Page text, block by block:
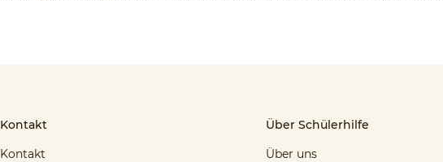
Kontakt
Kontakt
Über Schülerhilfe
Über uns